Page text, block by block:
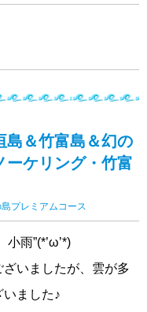
島＆竹富島＆幻の
ーケリング・竹富
プレミアムコース
雨”(*’ω’*)
いましたが、雲が多
ました♪